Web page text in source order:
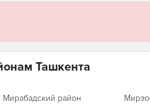
Ташкента
Мирабадский район